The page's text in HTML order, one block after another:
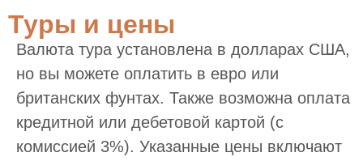
Туры и цены
Валюта тура установлена в долларах США,
но вы можете оплатить в евро или
британских фунтах. Также возможна оплата
кредитной или дебетовой картой (с
комиссией 3%). Указанные цены включают